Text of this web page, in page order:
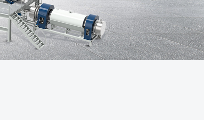
组织架构
售后体系